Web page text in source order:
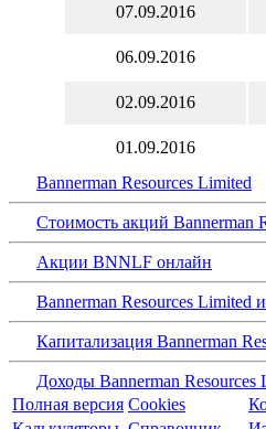
07.09.2016
06.09.2016
02.09.2016
01.09.2016
Bannerman Resources Limited
Стоимость акций Bannerman
Акции BNNLF онлайн
Bannerman Resources Limited
Капитализация Bannerman
Доходы Bannerman Resources
Полная версия Cookies